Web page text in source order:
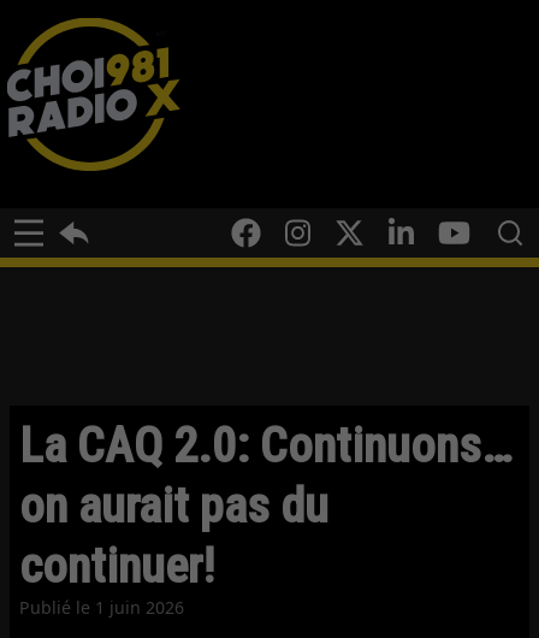
La CAQ 2.0: Continuons…
on aurait pas du
continuer!
Publié le 1 juin 2026